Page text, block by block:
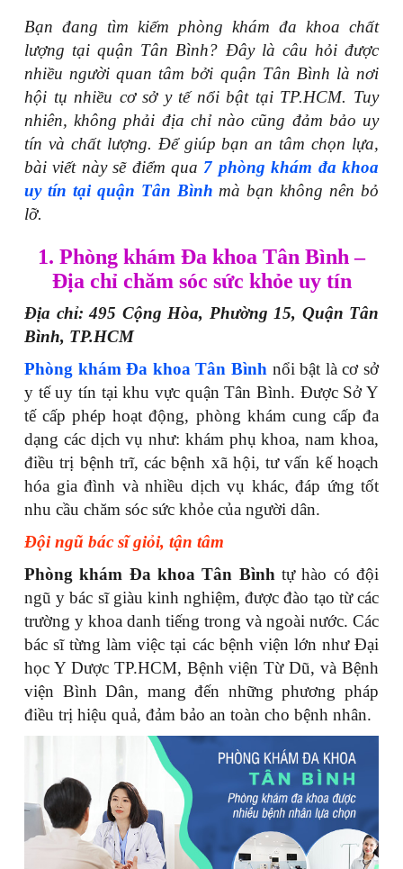
Bạn đang tìm kiếm phòng khám đa khoa chất
lượng tại quận Tân Bình? Đây là câu hỏi được
nhiều người quan tâm bởi quận Tân Bình là nơi
hội tụ nhiều cơ sở y tế nổi bật tại TP.HCM. Tuy
nhiên, không phải địa chỉ nào cũng đảm bảo uy
tín và chất lượng. Để giúp bạn an tâm chọn lựa,
bài viết này sẽ điểm qua 7 phòng khám đa khoa
uy tín tại quận Tân Bình mà bạn không nên bỏ
lỡ.
1. Phòng khám Đa khoa Tân Bình –
Địa chỉ chăm sóc sức khỏe uy tín
Địa chỉ: 495 Cộng Hòa, Phường 15, Quận Tân
Bình, TP.HCM
Phòng khám Đa khoa Tân Bình nổi bật là cơ sở
y tế uy tín tại khu vực quận Tân Bình. Được Sở Y
tế cấp phép hoạt động, phòng khám cung cấp đa
dạng các dịch vụ như: khám phụ khoa, nam khoa,
điều trị bệnh trĩ, các bệnh xã hội, tư vấn kế hoạch
hóa gia đình và nhiều dịch vụ khác, đáp ứng tốt
nhu cầu chăm sóc sức khỏe của người dân.
Đội ngũ bác sĩ giỏi, tận tâm
Phòng khám Đa khoa Tân Bình tự hào có đội
ngũ y bác sĩ giàu kinh nghiệm, được đào tạo từ các
trường y khoa danh tiếng trong và ngoài nước. Các
bác sĩ từng làm việc tại các bệnh viện lớn như Đại
học Y Dược TP.HCM, Bệnh viện Từ Dũ, và Bệnh
viện Bình Dân, mang đến những phương pháp
điều trị hiệu quả, đảm bảo an toàn cho bệnh nhân.